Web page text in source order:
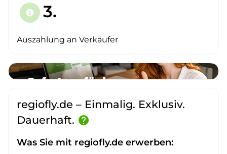
paid 3.
Auszahlung an Verkäufer
regiofly.de – Einmalig. Exklusiv.
Dauerhaft. help
Was Sie mit regiofly.de erwerben: